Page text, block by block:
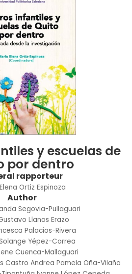
y escuelas de
por dentro
rapporteur
Ortiz Espinoza
Author
Segovia-Pullaguari
Llanos Erazo
Palacios-Rivera
Yépez-Correa
Cuenca-Mallaguari
Castro Andrea Pamela Oña-Vilaña